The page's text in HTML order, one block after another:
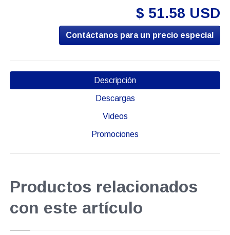
$ 51.58 USD
Contáctanos para un precio especial
Descripción
Descargas
Videos
Promociones
Productos relacionados
con este artículo